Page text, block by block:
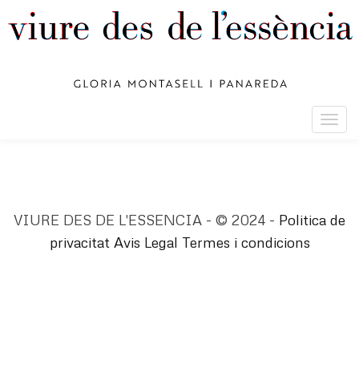
VIURE DES DE L'ESSENCIA - © 2024 - Politica de
privacitat Avis Legal Termes i condicions